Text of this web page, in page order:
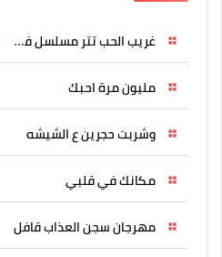
غريب الحب تتر مسلسل فرصة
مليون مرة احبك
وشربت حجرين ع الشيشه
مكانك في قلبي
مهرجان سجن العذاب قافل